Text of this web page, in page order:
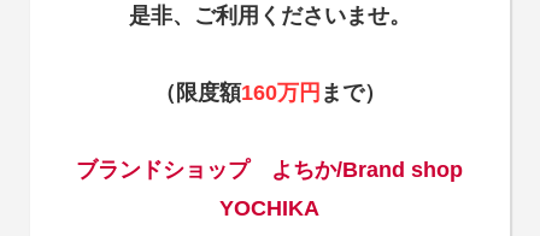
是非、ご利用くださいませ。
（限度額160万円 まで）
ブランドショップ よちか/Brand shop
YOCHIKA